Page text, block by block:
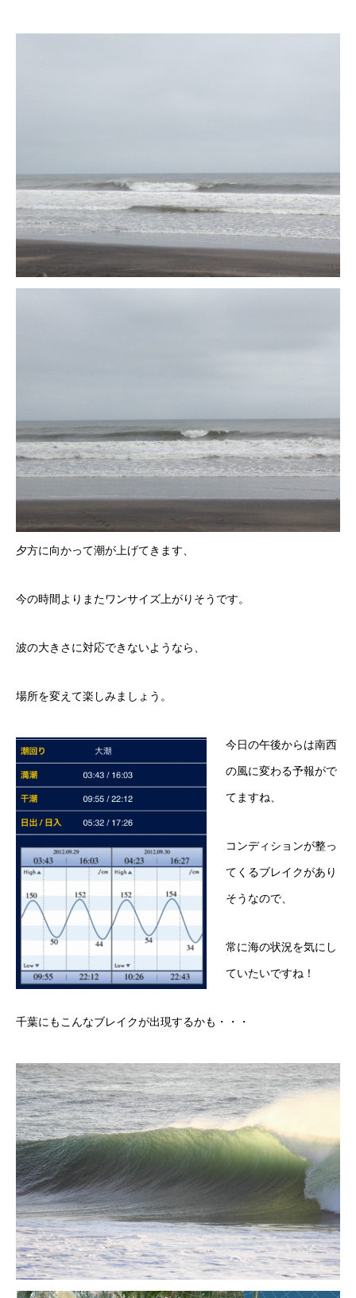
夕方に向かって潮が上げてきます、
今の時間よりまたワンサイズ上がりそうです。
波の大きさに対応できないようなら、
場所を変えて楽しみましょう。
今日の午後からは南西
の風に変わる予報がで
てますね、
コンディションが整っ
てくるブレイクがあり
そうなので、
常に海の状況を気にし
ていたいですね！
千葉にもこんなブレイクが出現するかも・・・